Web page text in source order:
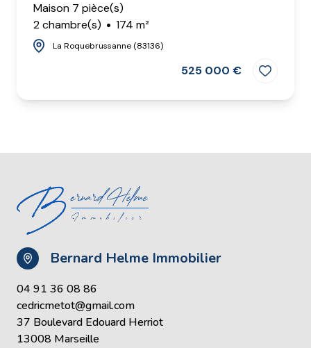
Maison 7 pièce(s)
2 chambre(s)
174 m²
La Roquebrussanne (83136)
525 000 €
Bernard Helme Immobilier
04 91 36 08 86
cedricmetot@gmail.com
37 Boulevard Edouard Herriot
13008 Marseille